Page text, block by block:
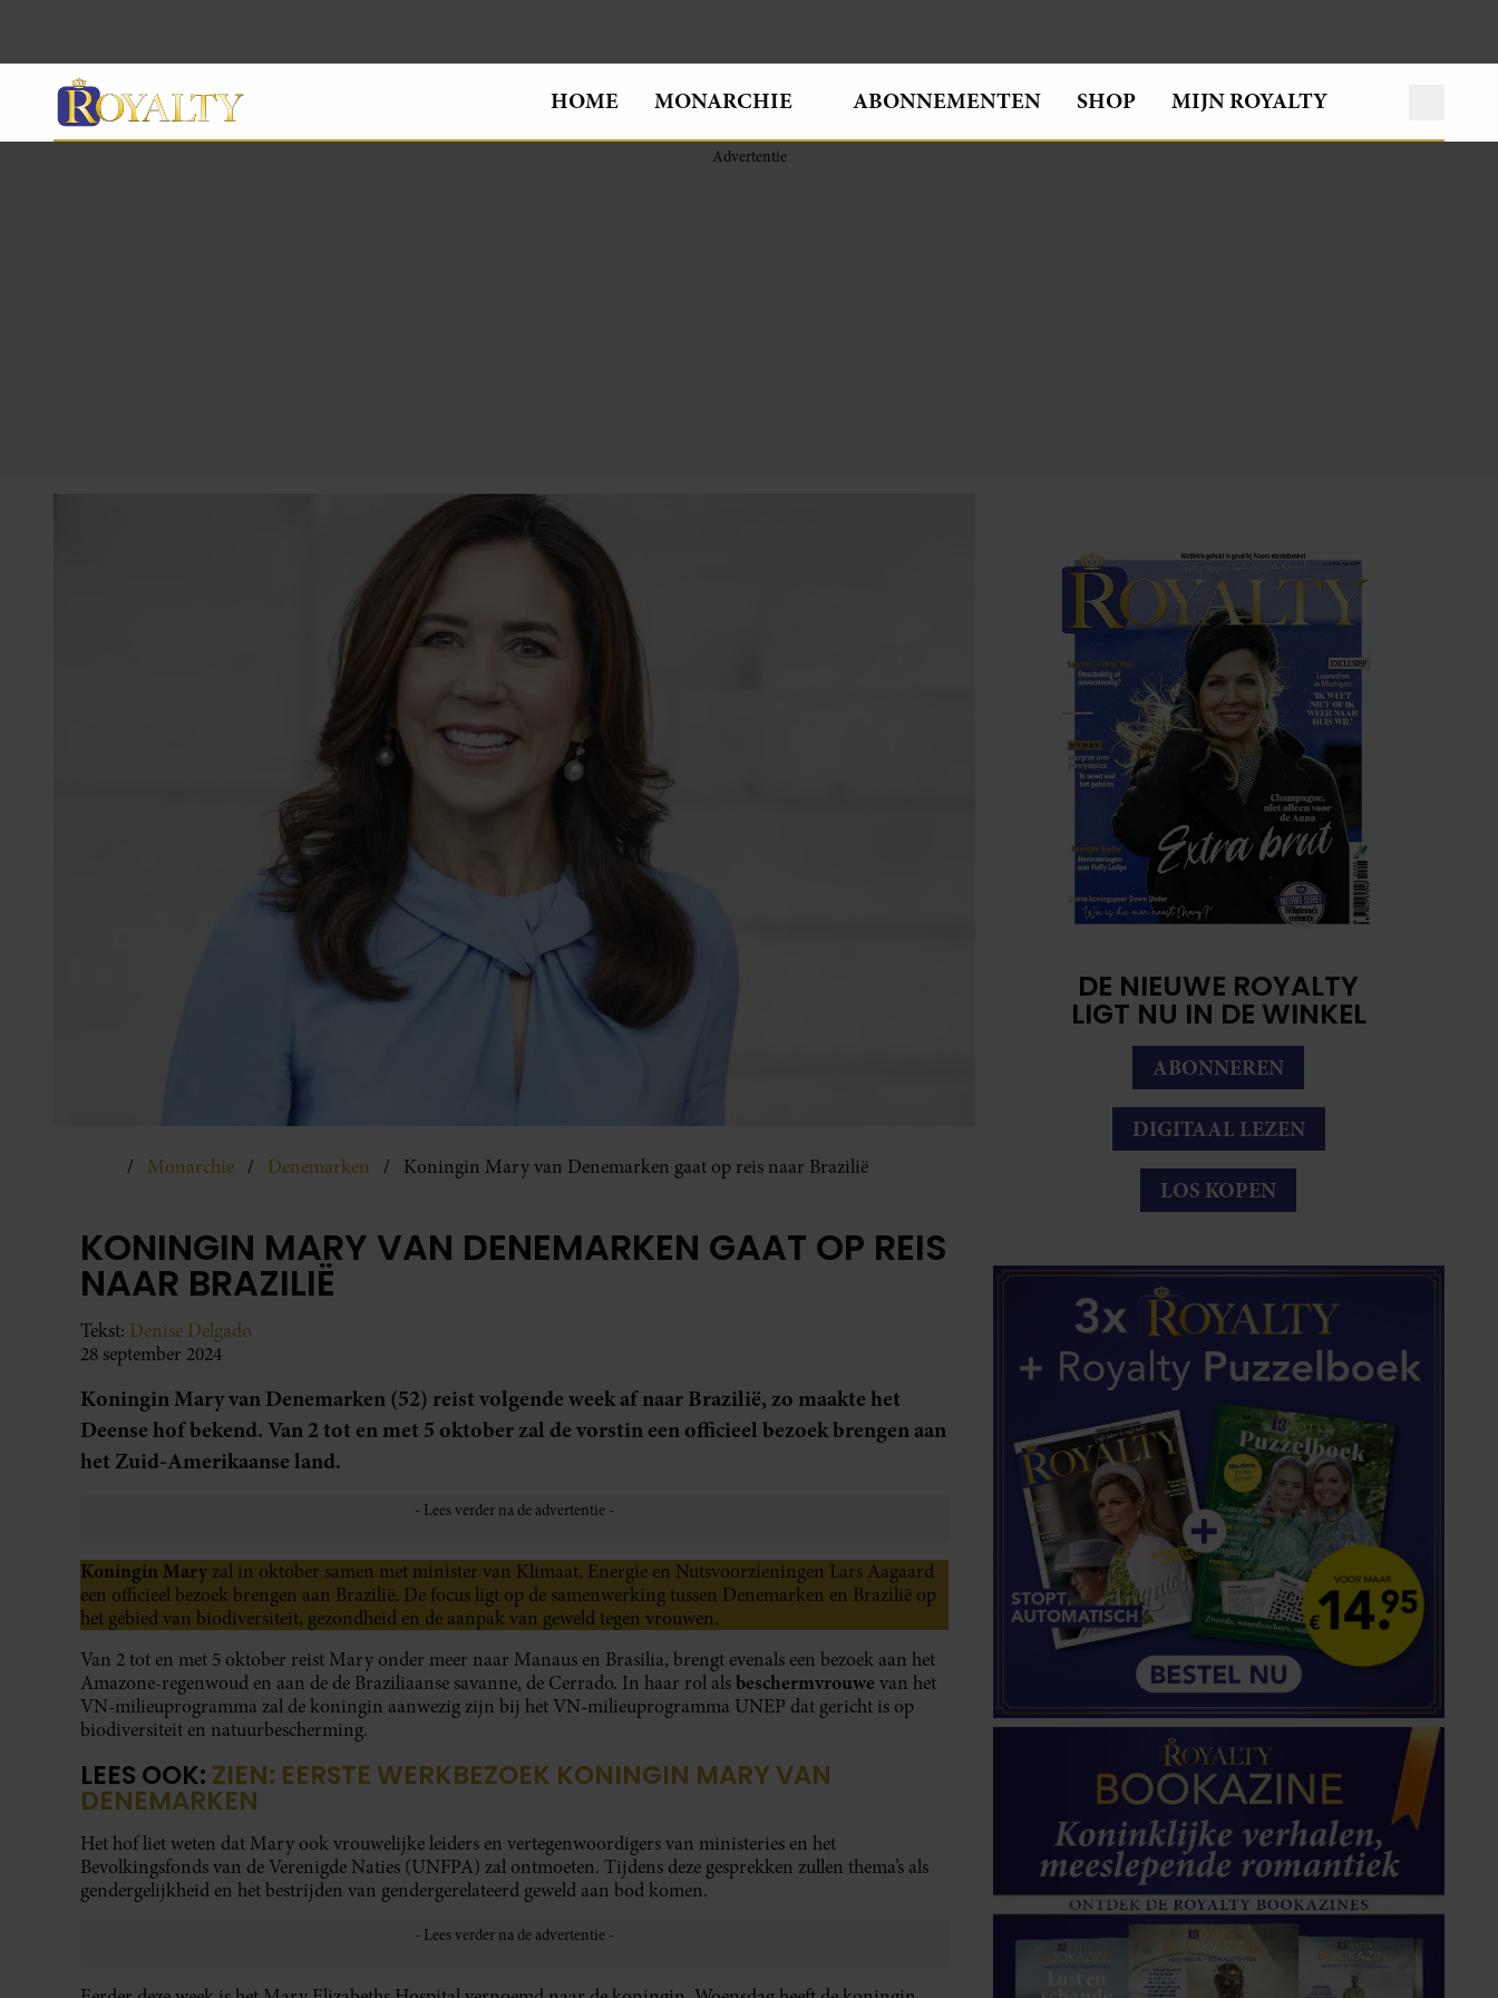
HOME MONARCHIE ABONNEMENTEN SHOP MIJN ROYALTY
Monarchie Denemarken Koningin Mary van Denemarken gaat op reis naar Brazilië
KONINGIN MARY VAN DENEMARKEN GAAT OP REIS
NAAR BRAZILIË
Tekst: Denise Delgado
28 september 2024
Koningin Mary van Denemarken (52) reist volgende week af naar Brazilië, zo maakte het
Deense hof bekend. Van 2 tot en met 5 oktober zal de vorstin een officieel bezoek brengen aan
het Zuid-Amerikaanse land.
Koningin Mary zal in oktober samen met minister van Klimaat, Energie en Nutsvoorzieningen Lars Aagaard
een officieel bezoek brengen aan Brazilië. De focus ligt op de samenwerking tussen Denemarken en Brazilië op
het gebied van biodiversiteit, gezondheid en de aanpak van geweld tegen vrouwen.
Van 2 tot en met 5 oktober reist Mary onder meer naar Manaus en Brasilia, brengt evenals een bezoek aan het
Amazone-regenwoud en aan de de Braziliaanse savanne, de Cerrado. In haar rol alsbeschermvrouwe van het
VN-milieuprogramma zal de koningin aanwezig zijn bij het VN-milieuprogramma UNEP dat gericht is op
biodiversiteit en natuurbescherming.
LEES OOK: ZIEN: EERSTE WERKBEZOEK KONINGIN MARY VAN
DENEMARKEN
Het hof liet weten dat Mary ook vrouwelijke leiders en vertegenwoordigers van ministeries en het
Bevolkingsfonds van de Verenigde Naties (UNFPA) zal ontmoeten. Tijdens deze gesprekken zullen thema’s als
gendergelijkheid en het bestrijden van gendergerelateerd geweld aan bod komen.
DE NIEUWE ROYALTY
LIGT NU IN DE WINKEL
ABONNEREN
DIGITAAL LEZEN
LOS KOPEN